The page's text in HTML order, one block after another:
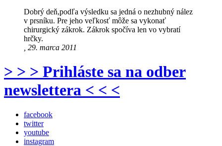
Dobrý deň,podľa výsledku sa jedná o nezhubný nález
v prsníku. Pre jeho veľkosť môže sa vykonať
chirurgický zákrok. Zákrok spočíva len vo vybratí
hrčky.
, 29. marca 2011
> > > Prihláste sa na odber
newslettera < < <
facebook
twitter
youtube
instagram